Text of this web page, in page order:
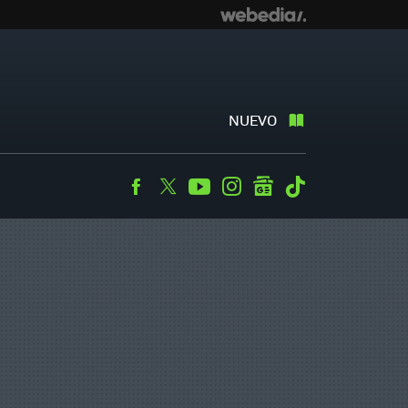
NUEVO
Facebook
TwitterYoutubeInstagramgooglenews